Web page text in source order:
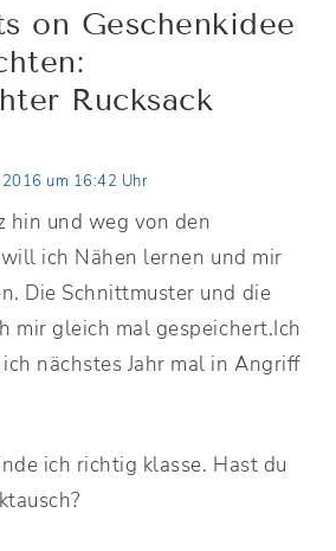
on Geschenkidee
Rucksack
um 16:42 Uhr
hin und weg von den
will ich Nähen lernen und mir
Die Schnittmuster und die
mir gleich mal gespeichert.Ich
nächstes Jahr mal in Angriff
ich richtig klasse. Hast du